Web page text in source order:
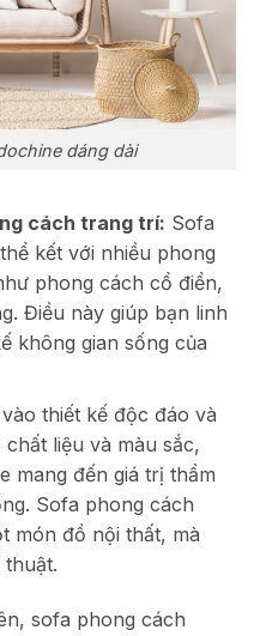
dáng dài
cách trang trí: Sofa
kết với nhiều phong
phong cách cổ điển,
Điều này giúp bạn linh
không gian sống của
thiết kế độc đáo và
liệu và màu sắc,
mang đến giá trị thẩm
Sofa phong cách
món đồ nội thất, mà
sofa phong cách